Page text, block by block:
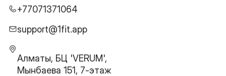
+77071371064
support@1fit.app
Алматы, БЦ 'VERUM',
Мынбаева 151, 7-этаж